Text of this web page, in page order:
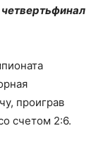
проиграв
счетом 2:6.